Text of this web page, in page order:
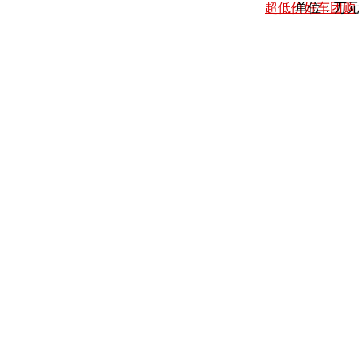
超低价好车团购
单位：万元